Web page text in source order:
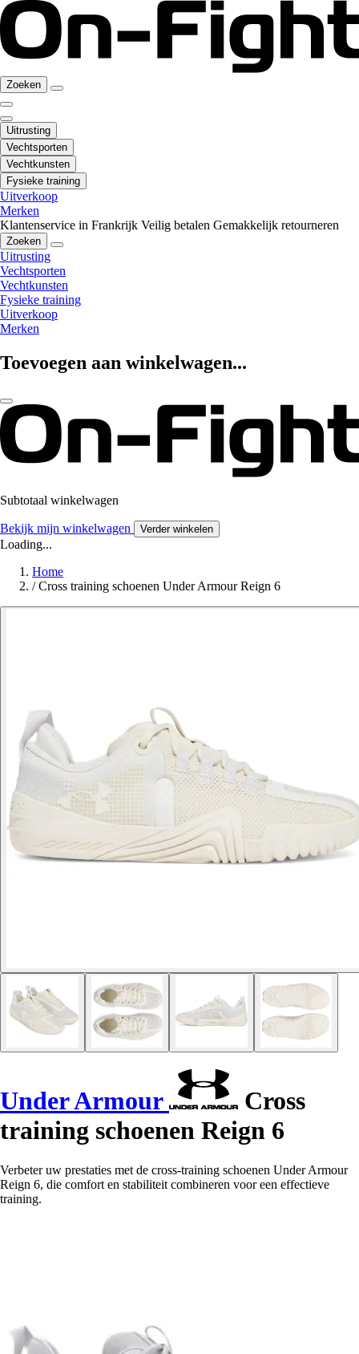
Zoeken
Uitrusting
Vechtsporten
Vechtkunsten
Fysieke training
Uitverkoop
Merken
Klantenservice in Frankrijk Veilig betalen Gemakkelijk retourneren
Zoeken
Uitrusting
Vechtsporten
Vechtkunsten
Fysieke training
Uitverkoop
Merken
Toevoegen aan winkelwagen...
Subtotaal winkelwagen
Bekijk mijn winkelwagen Verder winkelen
Loading...
Home
/ Cross training schoenen Under Armour Reign 6
Under Armour
Cross
training schoenen Reign 6
Verbeter uw prestaties met de cross-training schoenen Under Armour
Reign 6, die comfort en stabiliteit combineren voor een effectieve
training.